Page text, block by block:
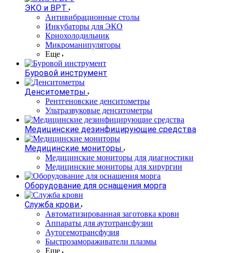
ЭКО и ВРТ
Антивибрационные столы
Инкубаторы для ЭКО
Криохолодильник
Микроманипуляторы
Еще
Буровой инструмент
Денситометры
Рентгеновские денситометры
Ультразвуковые денситометры
Медицинские дезинфицирующие средства
Медицинские мониторы
Медицинские мониторы для диагностики
Медицинские мониторы для хирургии
Оборудование для оснащения морга
Служба крови
Автоматизированная заготовка крови
Аппараты для аутотрансфузии
Аутогемотрансфузия
Быстрозамораживатели плазмы
Еще